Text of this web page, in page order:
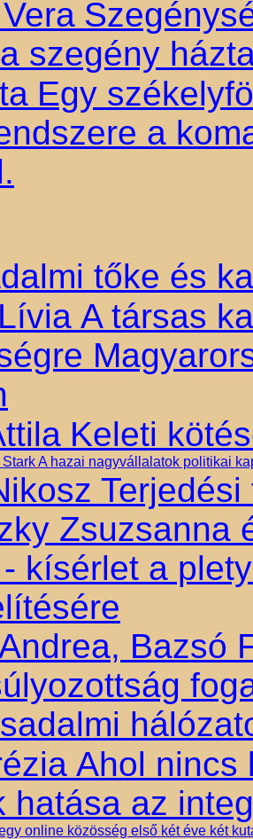
szegény
Egy
a
tőke és
A társas
Keleti
A hazai nagyvállalatok politikai
Zsuzsanna
kísérlet a
Bazsó
Ahol nincs
hatása az
online közösség első két éve két